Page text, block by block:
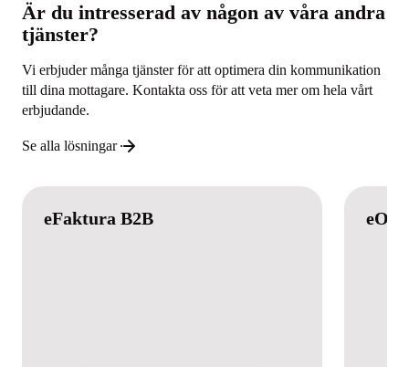
Är du intresserad av någon av våra andra
tjänster?
Vi erbjuder många tjänster för att optimera din kommunikation
till dina mottagare. Kontakta oss för att veta mer om hela vårt
erbjudande.
Se alla lösningar
eFaktura B2B